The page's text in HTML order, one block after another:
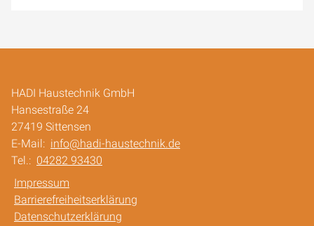
HADI Haustechnik GmbH
Hansestraße 24
27419 Sittensen
E-Mail: info@hadi-haustechnik.de
Tel.: 04282 93430
Impressum
Barrierefreiheitserklärung
Datenschutzerklärung